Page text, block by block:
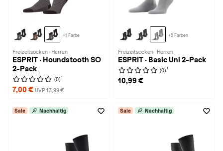
+1 Farbe
Freizeitsocken · Herren
ESPRIT · Houndstooth SO
2-Pack
(0) 1
7,00 € UVP 13,99 €
+6 Farben
Freizeitsocken · Herren
ESPRIT · Basic Uni 2-Pack
(0) 1
10,99 €
Sale Nachhaltig Sale Nachhaltig